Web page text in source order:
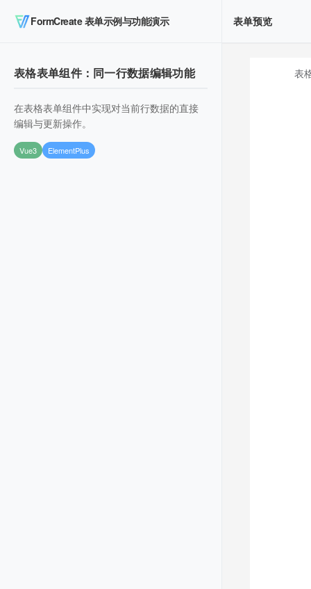
FormCreate 表单示例与功能演示
表格表单组件：同一行数据编辑功能
在表格表单组件中实现对当前行数据的直接
编辑与更新操作。
Vue3 ElementPlus
表单预览